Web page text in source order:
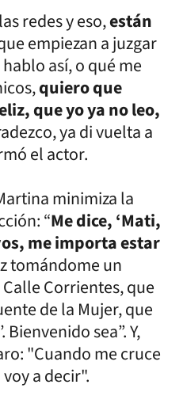
redes y eso,están
empiezan a juzgar
así, o qué me
quiero que
que yo ya no leo,
ya di vuelta a
el actor.
minimiza la
“Me dice, ‘Mati,
me importa estar
tomándome un
Corrientes, que
de la Mujer, que
sea”. Y,
"Cuando me cruce
a decir".